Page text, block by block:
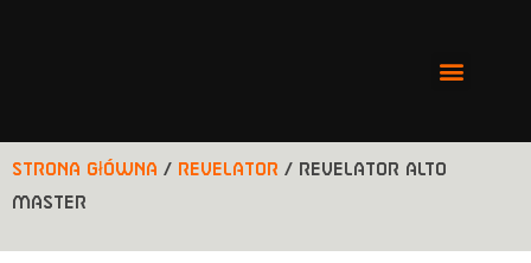
Strona główna / REVELATOR / REVELATOR ALTO
MASTER